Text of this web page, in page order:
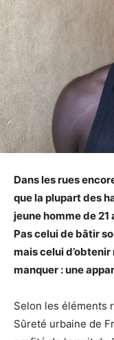
Dans les rues
que la plupart des
jeune homme de
Pas celui de bâtir
mais celui
manquer : une
Selon les éléments
Sûreté urbaine de